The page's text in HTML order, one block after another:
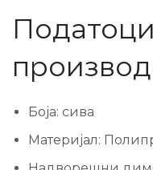
Боја: сива
Материјал: